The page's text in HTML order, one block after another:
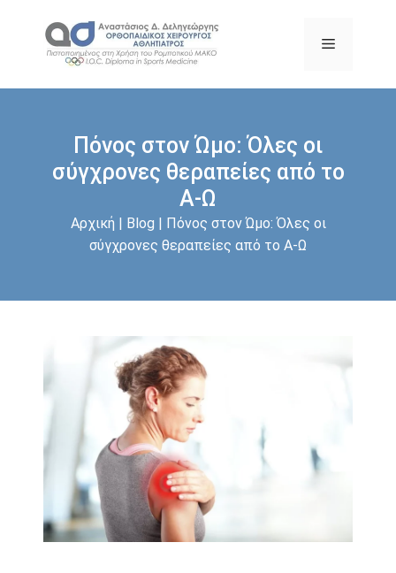
περιεχόμενο
Μενού
Πόνος στον Ώμο: Όλες οι
σύγχρονες θεραπείες από το
Α-Ω
Αρχική | Blog | Πόνος στον Ώμο: Όλες οι
σύγχρονες θεραπείες από το Α-Ω